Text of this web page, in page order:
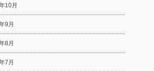
10月
9月
8月
7月